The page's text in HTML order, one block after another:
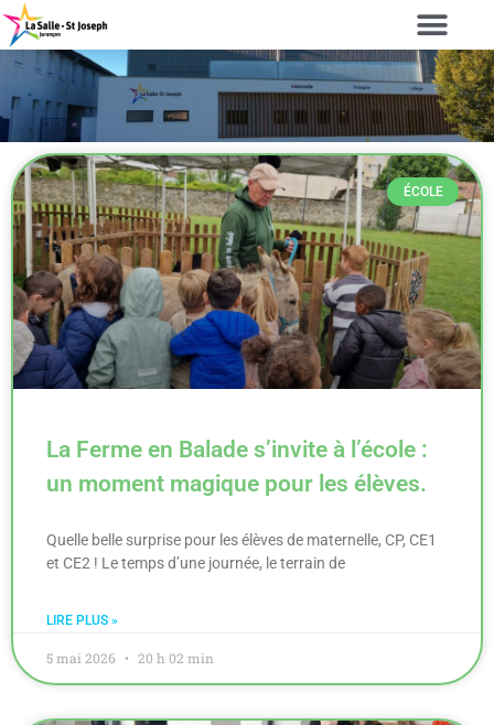
ÉCOLE
La Ferme en Balade s’invite à l’école :
un moment magique pour les élèves.
Quelle belle surprise pour les élèves de maternelle, CP, CE1
et CE2 ! Le temps d’une journée, le terrain de
LIRE PLUS »
5 mai 2026 20 h 02 min